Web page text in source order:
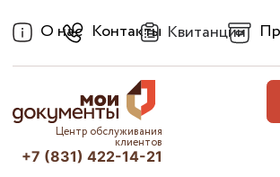
О нас Контакты Квитанции
Центр обслуживания
клиентов
+7 (831) 422-14-21